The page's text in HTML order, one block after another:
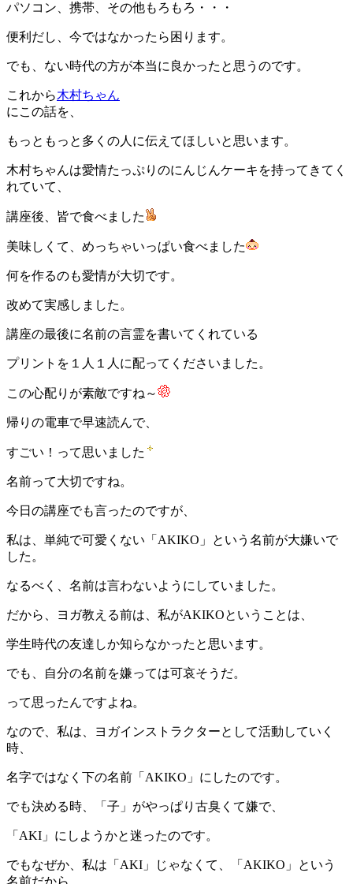
パソコン、携帯、その他もろもろ・・・
便利だし、今ではなかったら困ります。
でも、ない時代の方が本当に良かったと思うのです。
これから木村ちゃん
にこの話を、
もっともっと多くの人に伝えてほしいと思います。
木村ちゃんは愛情たっぷりのにんじんケーキを持ってきてく
れていて、
講座後、皆で食べました
美味しくて、めっちゃいっぱい食べました
何を作るのも愛情が大切です。
改めて実感しました。
講座の最後に名前の言霊を書いてくれている
プリントを１人１人に配ってくださいました。
この心配りが素敵ですね～
帰りの電車で早速読んで、
すごい！って思いました
名前って大切ですね。
今日の講座でも言ったのですが、
私は、単純で可愛くない「AKIKO」という名前が大嫌いで
した。
なるべく、名前は言わないようにしていました。
だから、ヨガ教える前は、私がAKIKOということは、
学生時代の友達しか知らなかったと思います。
でも、自分の名前を嫌っては可哀そうだ。
って思ったんですよね。
なので、私は、ヨガインストラクターとして活動していく
時、
名字ではなく下の名前「AKIKO」にしたのです。
でも決める時、「子」がやっぱり古臭くて嫌で、
「AKI」にしようかと迷ったのです。
でもなぜか、私は「AKI」じゃなくて、「AKIKO」という